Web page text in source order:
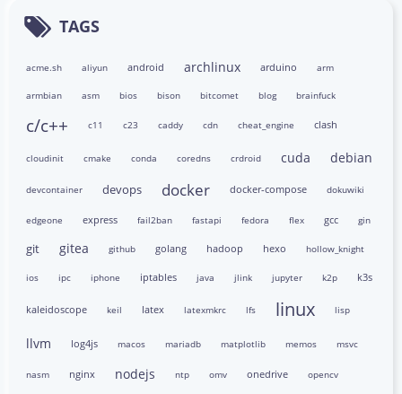
TAGS
acme.sh aliyun android archlinux arduino arm
armbian asm bios bison bitcomet blog brainfuck
c/c++ c11 c23 caddy cdn cheat_engine clash
cloudinit cmake conda coredns crdroid cuda debian
devcontainer devops docker docker-compose dokuwiki
edgeone express fail2ban fastapi fedora flex gcc gin
git gitea github golang hadoop hexo hollow_knight
ios ipc iphone iptables java jlink jupyter k2p k3s
kaleidoscope keil latex latexmkrc lfs linux lisp
llvm log4js macos mariadb matplotlib memos msvc
nasm nginx nodejs ntp omv onedrive opencv